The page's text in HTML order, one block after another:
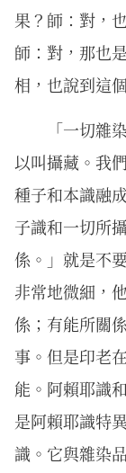
果？師：對，
師：對，那也
相，也說到這
「一切雜
以叫攝藏。我
種子和本識融
子識和一切所
係。」就是不
非常地微細，
係；有能所關
事。但是印老
能。阿賴耶識
是阿賴耶識特
識。它與雜染